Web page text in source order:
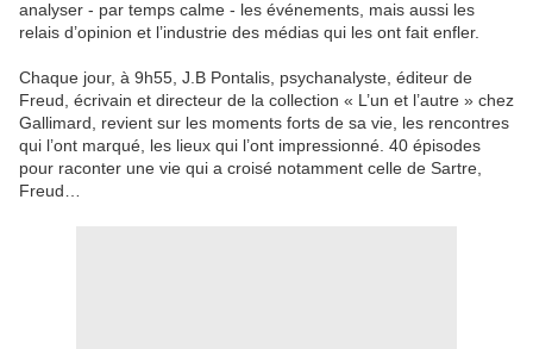
analyser - par temps calme - les événements, mais aussi les
relais d’opinion et l’industrie des médias qui les ont fait enfler.
Chaque jour, à 9h55, J.B Pontalis, psychanalyste, éditeur de
Freud, écrivain et directeur de la collection « L’un et l’autre » chez
Gallimard, revient sur les moments forts de sa vie, les rencontres
qui l’ont marqué, les lieux qui l’ont impressionné. 40 épisodes
pour raconter une vie qui a croisé notamment celle de Sartre,
Freud…